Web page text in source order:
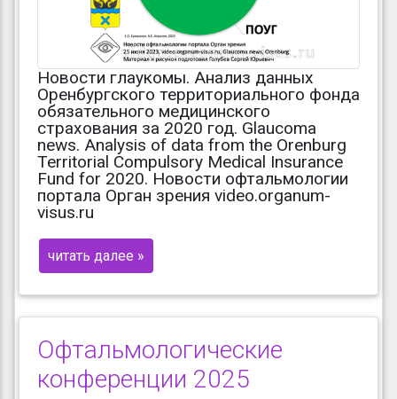
Новости глаукомы. Анализ данных
Оренбургского территориального фонда
обязательного медицинского
страхования за 2020 год. Glaucoma
news. Analysis of data from the Orenburg
Territorial Compulsory Medical Insurance
Fund for 2020. Новости офтальмологии
портала Орган зрения video.organum-
visus.ru
читать далее »
Офтальмологические
конференции 2025